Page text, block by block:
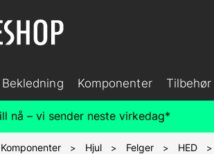
Bekledning Komponenter Tilbehør
nå – vi sender neste virkedag*
Komponenter > Hjul > Felger > HED >